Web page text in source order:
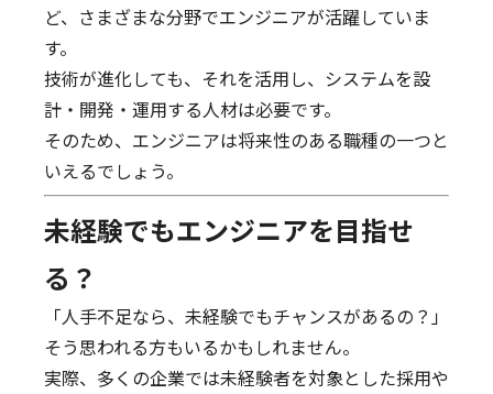
ど、さまざまな分野でエンジニアが活躍していま
す。
技術が進化しても、それを活用し、システムを設
計・開発・運用する人材は必要です。
そのため、エンジニアは将来性のある職種の一つと
いえるでしょう。
未経験でもエンジニアを目指せ
る？
「人手不足なら、未経験でもチャンスがあるの？」
そう思われる方もいるかもしれません。
実際、多くの企業では未経験者を対象とした採用や